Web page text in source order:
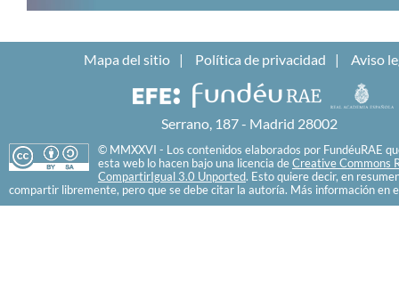
Mapa del sitio Política de privacidad Aviso
Serrano, 187 - Madrid 28002
© MMXXVI - Los contenidos elaborados por FundéuRAE
esta web lo hacen bajo una licencia de Creative Commons
CompartirIgual 3.0 Unported. Esto quiere decir, en
compartir libremente, pero que se debe citar la autoría. Más información en